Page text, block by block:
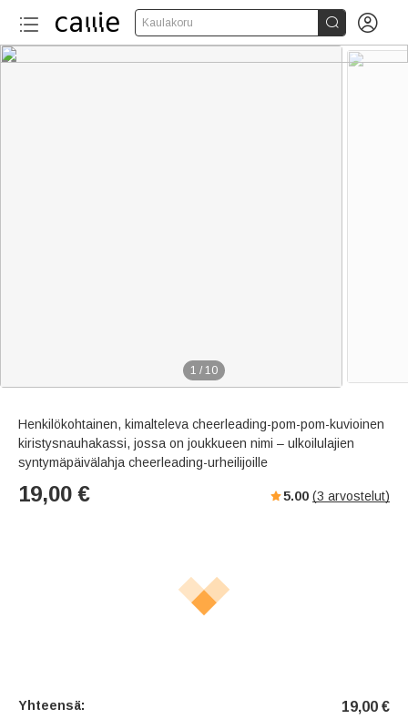
Kaulakoru  
1 / 10
Henkilökohtainen, kimalteleva cheerleading-pom-pom-kuvioinen
kiristysnauhakassi, jossa on joukkueen nimi – ulkoilulajien
syntymäpäivälahja cheerleading-urheilijoille
19,00 € 5.00 (3 arvostelut)
Yhteensä: 19,00 €